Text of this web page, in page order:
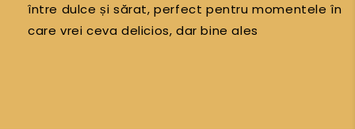
între dulce și sărat, perfect pentru momentele în
care vrei ceva delicios, dar bine ales